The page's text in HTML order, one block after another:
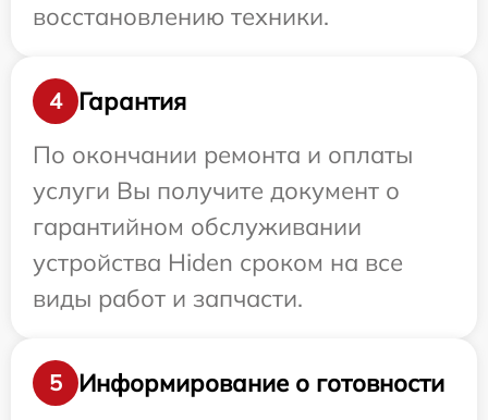
восстановлению техники.
4
Гарантия
По окончании ремонта и оплаты
услуги Вы получите документ о
гарантийном обслуживании
устройства Hiden сроком на все
виды работ и запчасти.
5
Информирование о готовности